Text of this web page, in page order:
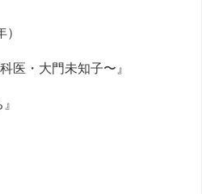
医・大門未知子〜』